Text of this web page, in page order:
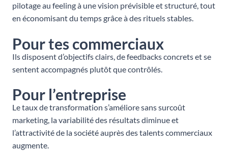
pilotage au feeling à une vision prévisible et structuré, tout
en économisant du temps grâce à des rituels stables.
Pour tes commerciaux
Ils disposent d’objectifs clairs, de feedbacks concrets et se
sentent accompagnés plutôt que contrôlés.
Pour l’entreprise
Le taux de transformation s’améliore sans surcoût
marketing, la variabilité des résultats diminue et
l’attractivité de la société auprès des talents commerciaux
augmente.